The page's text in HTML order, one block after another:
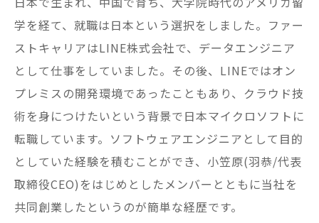
学を経て、就職は日本という選択をしました。ファー
ストキャリアはLINE株式会社で、データエンジニア
として仕事をしていました。その後、LINEではオン
プレミスの開発環境であったこともあり、クラウド技
術を身につけたいという背景で日本マイクロソフトに
転職しています。ソフトウェアエンジニアとして目的
としていた経験を積むことができ、小笠原(羽恭/代表
取締役CEO)をはじめとしたメンバーとともに当社を
共同創業したというのが簡単な経歴です。